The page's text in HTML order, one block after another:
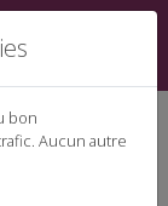
bon
Aucun autre